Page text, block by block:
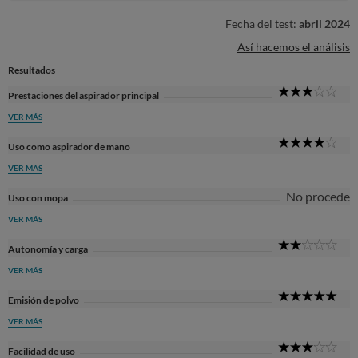
Fecha del test: abril 2024
Así hacemos el análisis
Resultados
Prestaciones del aspirador principal
VER MÁS
Uso como aspirador de mano
VER MÁS
Uso con mopa No procede
VER MÁS
Autonomía y carga
VER MÁS
Emisión de polvo
VER MÁS
Facilidad de uso